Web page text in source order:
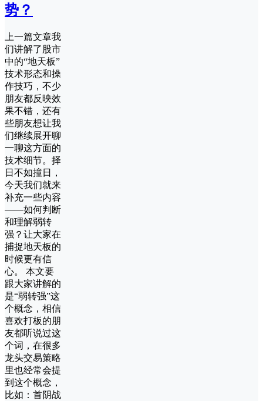
势？
上一篇文章我
们讲解了股市
中的“地天板”
技术形态和操
作技巧，不少
朋友都反映效
果不错，还有
些朋友想让我
们继续展开聊
一聊这方面的
技术细节。择
日不如撞日，
今天我们就来
补充一些内容
——如何判断
和理解弱转
强？让大家在
捕捉地天板的
时候更有信
心。 本文要
跟大家讲解的
是“弱转强”这
个概念，相信
喜欢打板的朋
友都听说过这
个词，在很多
龙头交易策略
里也经常会提
到这个概念，
比如：首阴战